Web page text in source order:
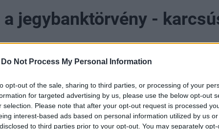
Do Not Process My Personal Information
opt-out of the sale, sharing to third parties, or processing of your
for targeted advertising by us, please use the below opt-out
selection. Please note that after your opt-out request is processed
interest-based ads based on personal information utilized by us
to third parties prior to your opt-out. You may separately
jegybanktörvény -
Bank kezdeményezésére a mai kormányülés után
elé, amely egyszerűsíti, racionalizálja a Magyar